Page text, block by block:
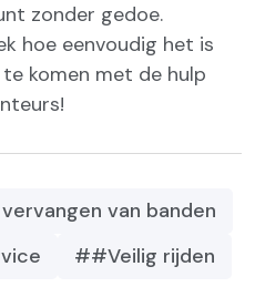
zonder gedoe.
hoe eenvoudig het is
komen met de hulp
van banden
##Veilig rijden